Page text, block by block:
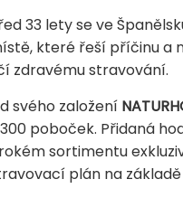
33 lety se ve
které řeší příčinu a
zdravému stravování.
svého založení
poboček. Přidaná
sortimentu
plán na